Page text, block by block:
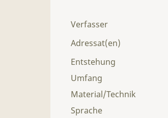
Verfasser
Adressat(en)
Entstehung
Umfang
Material/Technik
Sprache